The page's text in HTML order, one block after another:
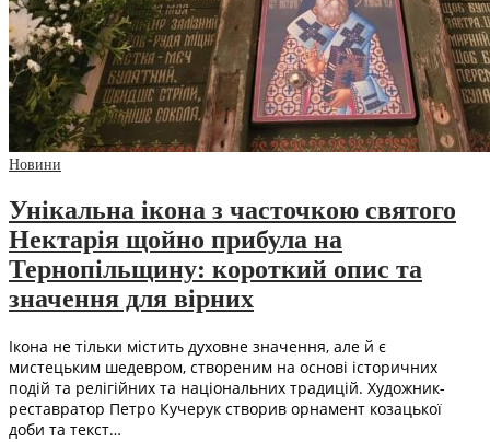
Новини
Унікальна ікона з часточкою святого
Нектарія щойно прибула на
Тернопільщину: короткий опис та
значення для вірних
Ікона не тільки містить духовне значення, але й є
мистецьким шедевром, створеним на основі історичних
подій та релігійних та національних традицій. Художник-
реставратор Петро Кучерук створив орнамент козацької
доби та текст…